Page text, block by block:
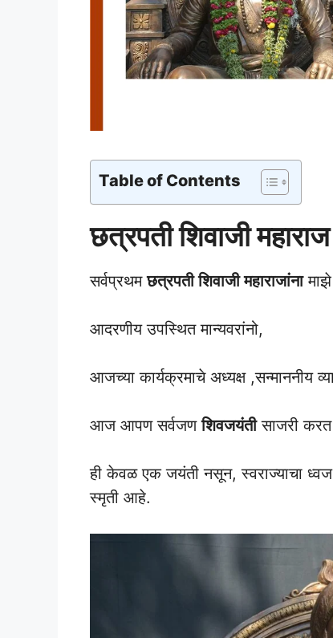
Table of Contents
छत्रपती शिवाजी महाराज
सर्वप्रथमछत्रपती शिवाजी महाराजांना
आदरणीय उपस्थित मान्यवरांनो,
आजच्या कार्यक्रमाचे अध्यक्ष ,सन्माननीय
आज आपण सर्वजणशिवजयंतीसाजरी
ही केवळ एक जयंती नसून, स्वराज्याचा
स्मृती आहे.